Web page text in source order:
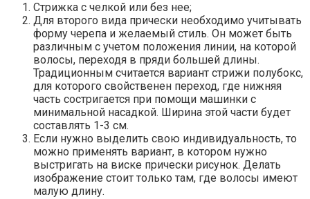
Стрижка с челкой или без нее;
Для второго вида прически необходимо учитывать
форму черепа и желаемый стиль. Он может быть
различным с учетом положения линии, на которой
волосы, переходя в пряди большей длины.
Традиционным считается вариант стрижи полубокс,
для которого свойственен переход, где нижняя
часть состригается при помощи машинки с
минимальной насадкой. Ширина этой части будет
составлять 1-3 см.
Если нужно выделить свою индивидуальность, то
можно применять вариант, в котором нужно
выстригать на виске прически рисунок. Делать
изображение стоит только там, где волосы имеют
малую длину.